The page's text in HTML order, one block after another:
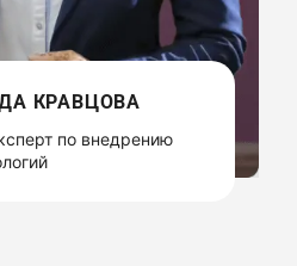
КРАВЦОВА
по внедрению